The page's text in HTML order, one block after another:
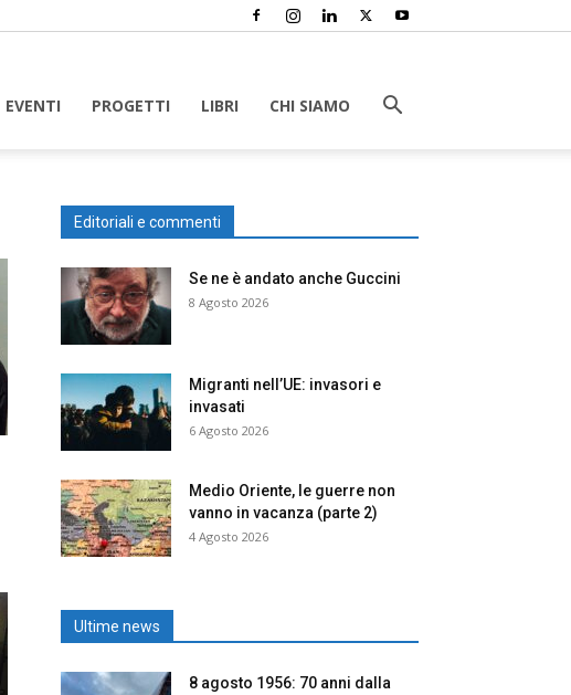
EVENTI PROGETTI LIBRI CHI SIAMO
Editoriali e commenti
Se ne è andato anche Guccini
8 Agosto 2026
Migranti nell’UE: invasori e
invasati
6 Agosto 2026
Medio Oriente, le guerre non
vanno in vacanza (parte 2)
4 Agosto 2026
Ultime news
8 agosto 1956: 70 anni dalla